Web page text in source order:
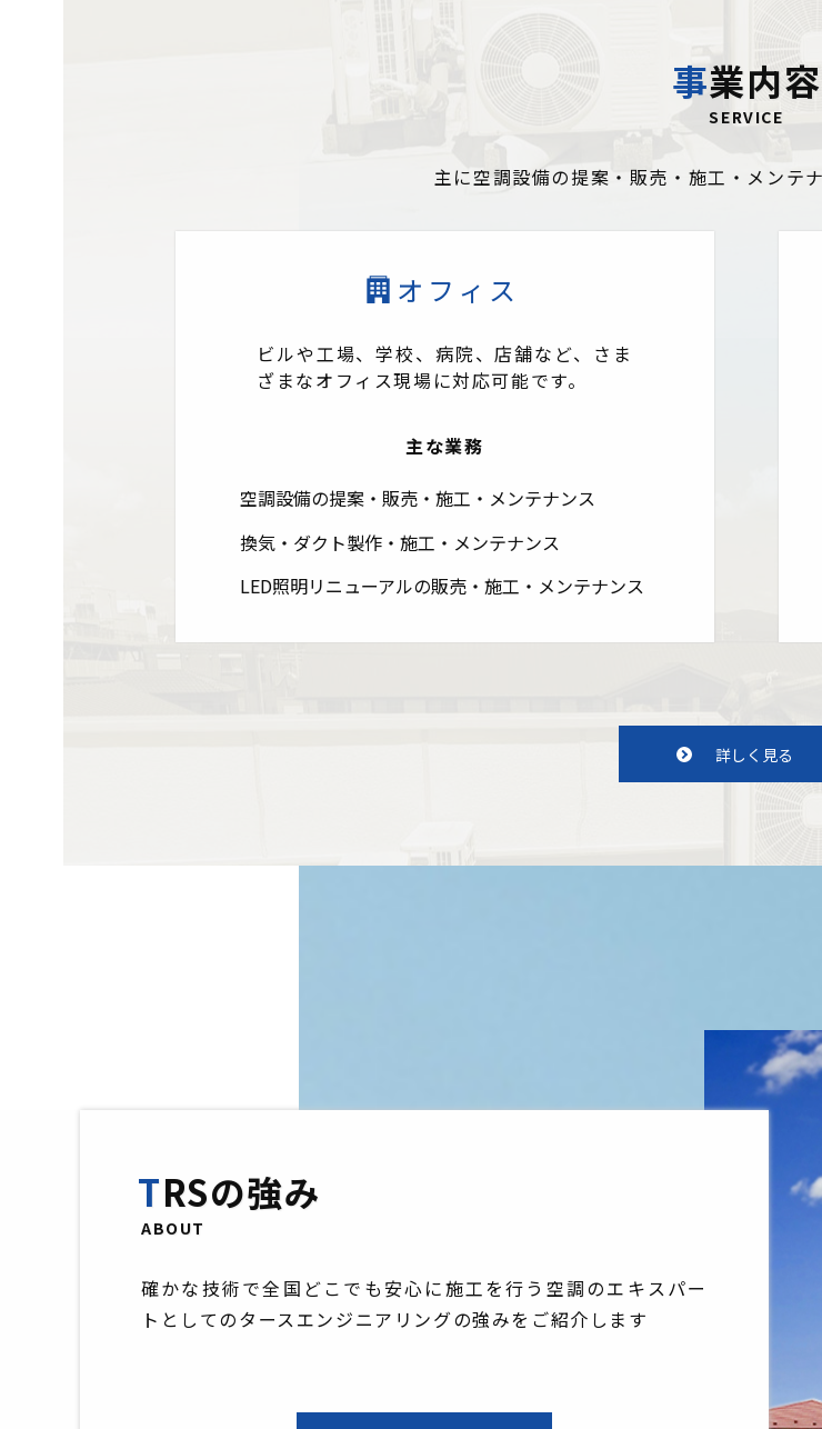
事業内容
SERVICE
主に空調設備の提案・販売・施工・メンテ
オフィス
ビルや工場、学校、病院、店舗など、さま
ざまなオフィス現場に対応可能です。
主な業務
空調設備の提案・販売・施工・メンテナンス
換気・ダクト製作・施工・メンテナンス
LED照明リニューアルの販売・施工・メンテナンス
詳しく見る
TRSの強み
ABOUT
確かな技術で全国どこでも安心に施工を行う空調のエキスパー
トとしてのタースエンジニアリングの強みをご紹介します